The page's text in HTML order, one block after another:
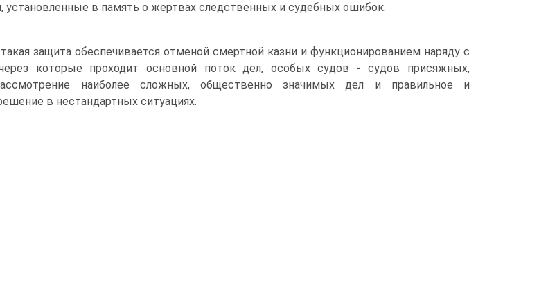
установленные в память о жертвах следственных и судебных ошибок.
защита обеспечивается отменой смертной казни и функционированием наряду с
которые проходит основной поток дел, особых судов - судов присяжных,
наиболее сложных, общественно значимых дел и правильное и
в нестандартных ситуациях.